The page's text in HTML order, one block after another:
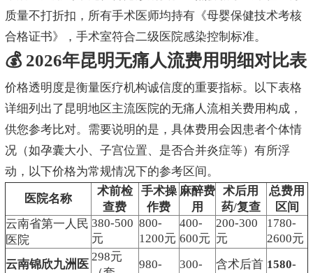
质量不打折扣，所有手术医师均持有《母婴保健技术考核
合格证书》，手术室符合二级医院感染控制标准。
💰 2026年昆明无痛人流费用明细对比表
价格透明度是衡量医疗机构诚信度的重要指标。以下表格
详细列出了昆明地区主流医院的无痛人流相关费用构成，
供您参考比对。需要说明的是，具体费用会因患者个体情
况（如孕囊大小、子宫位置、是否合并炎症等）有所浮
动，以下价格为常规情况下的参考区间。
医院名称
术前检
查费
手术操
作费
麻醉费
用
术后用
药/复查
总费用
区间
云南省第一人民
医院
380-500
元
800-
1200元
400-
600元
200-300
元
1780-
2600元
云南锦欣九洲医
298元
980-
300-
含术后首 1580-